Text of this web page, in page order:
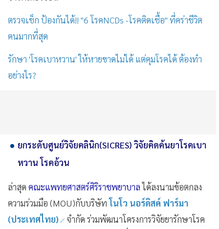
ตรวจเช็ก ป้องกันได้!! "6 โรคNCDs -โรคติดเชื้อ" ที่คร่าชีวิต
คนมากที่สุด
รักษา 'โรคเบาหวาน' ให้หายขาดไม่ได้ แต่คุมโรคได้ ต้องทำ
อย่างไร?
ยกระดับศูนย์วิจัยคลินิก(SICRES) วิจัยคิดค้นยาโรคเบา
หวาน โรคอ้วน
ล่าสุด คณะแพทยศาสตร์ศิริราชพยาบาลได้ลงนามข้อตกลง
ความร่วมมือ (MOU)กับบริษัท โนโว นอร์ดิสค์ ฟาร์มา
(ประเทศไทย) จำกัด ร่วมพัฒนาโครงการวิจัยยารักษาโรค